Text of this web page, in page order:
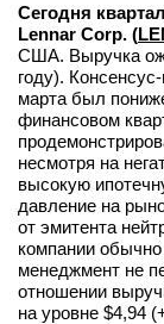
Сегодня
Lennar Corp. (
США. Выручка
году).
марта был
финансовом
несмотря на
высокую
давление на
от эмитента
компании
менеджмент не
отношении
на уровне $4,94